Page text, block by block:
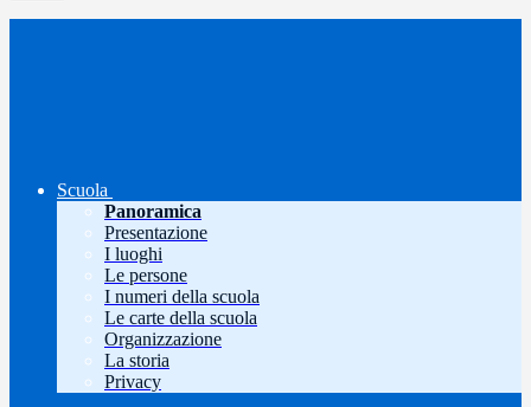
Scuola
Panoramica
Presentazione
I luoghi
Le persone
I numeri della scuola
Le carte della scuola
Organizzazione
La storia
Privacy